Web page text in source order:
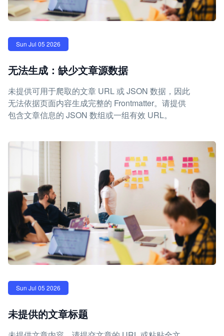
Sun Jul 05 2026
无法生成：缺少文章源数据
未提供可用于爬取的文章 URL 或 JSON 数据，因此
无法依据页面内容生成完整的 Frontmatter。请提供
包含文章信息的 JSON 数组或一组有效 URL。
Sun Jul 05 2026
未提供的文章标题